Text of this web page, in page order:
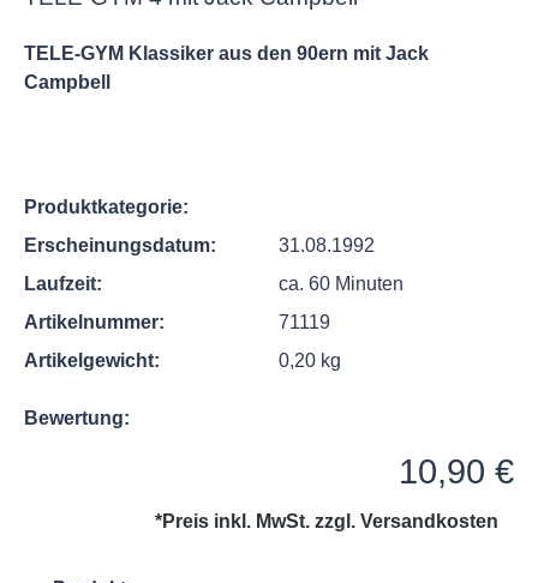
TELE-GYM Klassiker aus den 90ern mit Jack
Campbell
Produktkategorie:
Erscheinungsdatum:
31.08.1992
Laufzeit:
ca. 60 Minuten
Artikelnummer:
71119
Artikelgewicht:
0,20 kg
Bewertung:
10,90 €
*Preis inkl. MwSt. zzgl. Versandkosten